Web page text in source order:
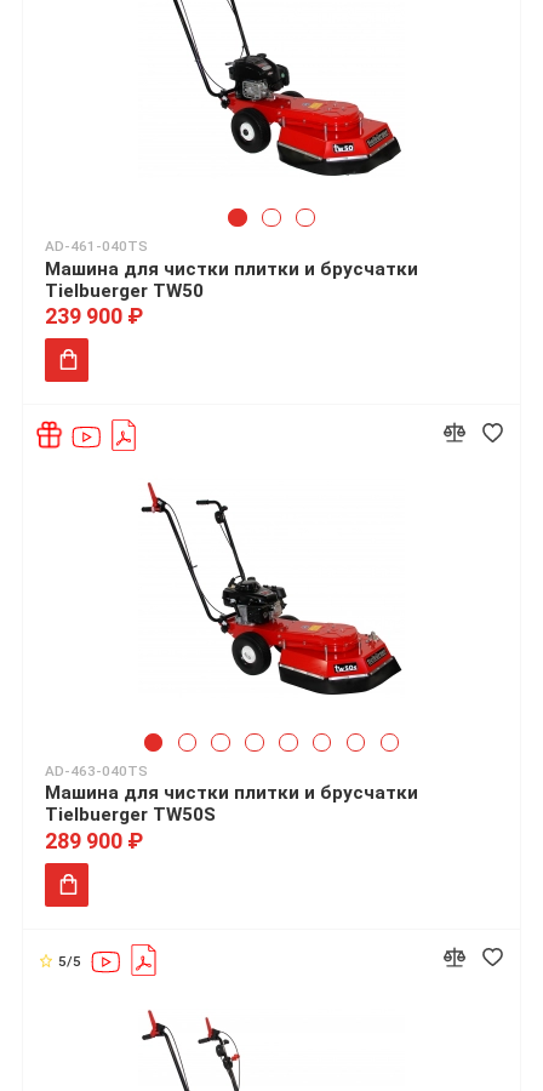
AD-461-040TS
Машина для чистки плитки и брусчатки
Tielbuerger TW50
239 900 ₽
AD-463-040TS
Машина для чистки плитки и брусчатки
Tielbuerger TW50S
289 900 ₽
5/5